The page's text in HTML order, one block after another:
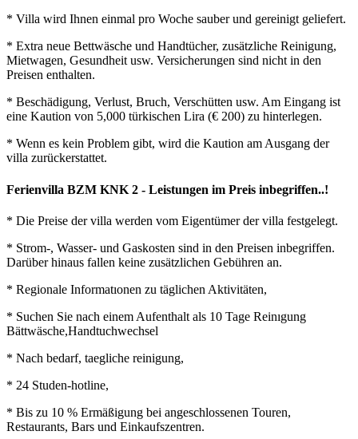
* Villa wird Ihnen einmal pro Woche sauber und gereinigt geliefert.
* Extra neue Bettwäsche und Handtücher, zusätzliche Reinigung,
Mietwagen, Gesundheit usw. Versicherungen sind nicht in den
Preisen enthalten.
* Beschädigung, Verlust, Bruch, Verschütten usw. Am Eingang ist
eine Kaution von 5,000 türkischen Lira (€ 200) zu hinterlegen.
* Wenn es kein Problem gibt, wird die Kaution am Ausgang der
villa zurückerstattet.
Ferienvilla BZM KNK 2 - Leistungen im Preis inbegriffen..!
* Die Preise der villa werden vom Eigentümer der villa festgelegt.
* Strom-, Wasser- und Gaskosten sind in den Preisen inbegriffen.
Darüber hinaus fallen keine zusätzlichen Gebühren an.
* Regionale Informatıonen zu täglichen Aktivitäten,
* Suchen Sie nach einem Aufenthalt als 10 Tage Reinıgung
Bättwäsche,Handtuchwechsel
* Nach bedarf, taegliche reinigung,
* 24 Studen-hotline,
* Bis zu 10 % Ermäßigung bei angeschlossenen Touren,
Restaurants, Bars und Einkaufszentren.